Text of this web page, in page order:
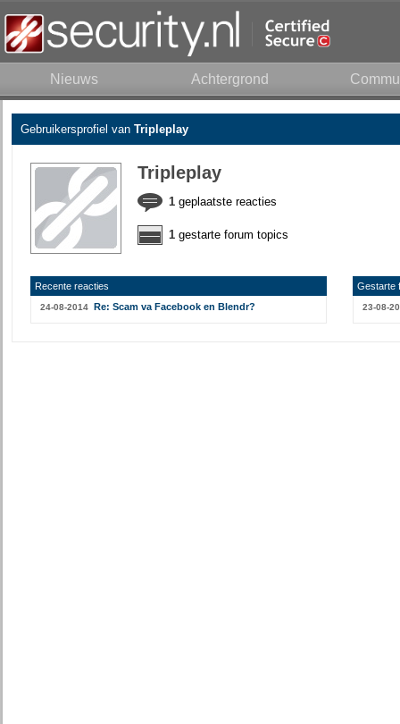
Nieuws Achtergrond
Gebruikersprofiel van Tripleplay
Tripleplay
1geplaatste reacties
1gestarte forum topics
Recente reacties
24-08-2014 Re: Scam va Facebook en Blendr?
Gestarte
23-08-